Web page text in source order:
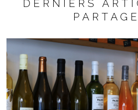
DERNIERS